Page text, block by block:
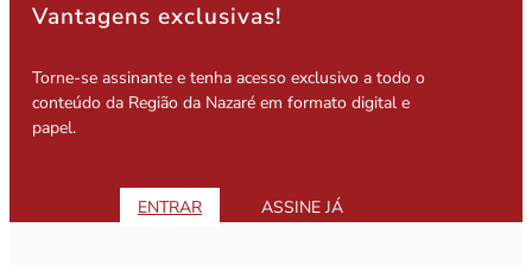
Vantagens exclusivas!
Torne-se assinante e tenha acesso exclusivo a todo o
conteúdo da Região da Nazaré em formato digital e
papel.
ENTRAR ASSINE JÁ